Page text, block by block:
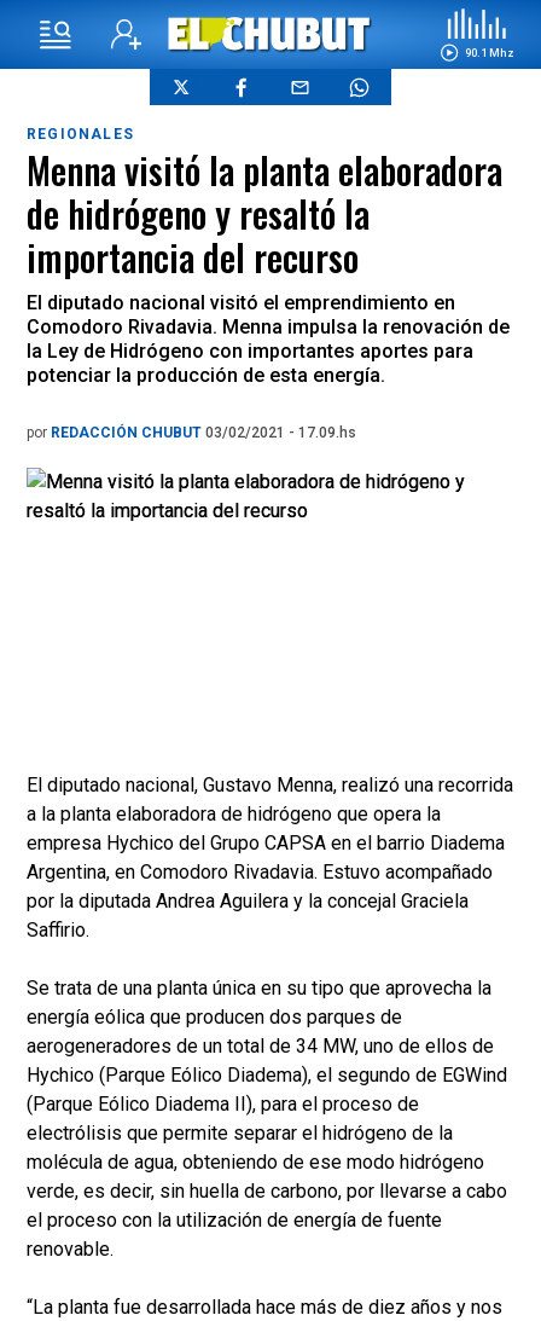
90.1 Mhz
REGIONALES
Menna visitó la planta elaboradora
de hidrógeno y resaltó la
importancia del recurso
El diputado nacional visitó el emprendimiento en
Comodoro Rivadavia. Menna impulsa la renovación de
la Ley de Hidrógeno con importantes aportes para
potenciar la producción de esta energía.
por REDACCIÓN CHUBUT 03/02/2021 - 17.09.hs
El diputado nacional, Gustavo Menna, realizó una recorrida
a la planta elaboradora de hidrógeno que opera la
empresa Hychico del Grupo CAPSA en el barrio Diadema
Argentina, en Comodoro Rivadavia. Estuvo acompañado
por la diputada Andrea Aguilera y la concejal Graciela
Saffirio.
Se trata de una planta única en su tipo que aprovecha la
energía eólica que producen dos parques de
aerogeneradores de un total de 34 MW, uno de ellos de
Hychico (Parque Eólico Diadema), el segundo de EGWind
(Parque Eólico Diadema II), para el proceso de
electrólisis que permite separar el hidrógeno de la
molécula de agua, obteniendo de ese modo hidrógeno
verde, es decir, sin huella de carbono, por llevarse a cabo
el proceso con la utilización de energía de fuente
renovable.
“La planta fue desarrollada hace más de diez años y nos